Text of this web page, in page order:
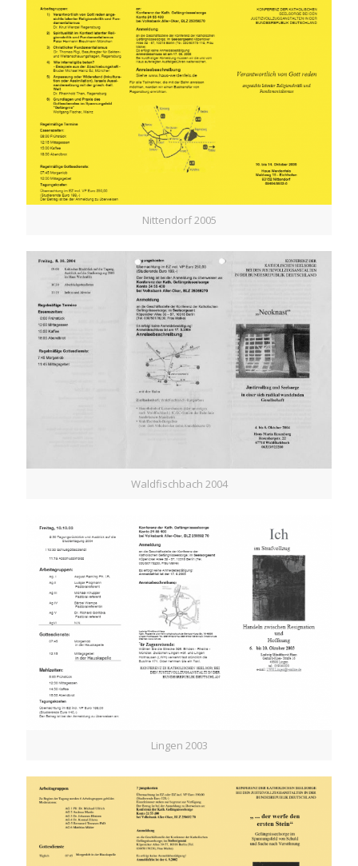
Nittendorf 2005
Waldfischbach 2004
Lingen 2003